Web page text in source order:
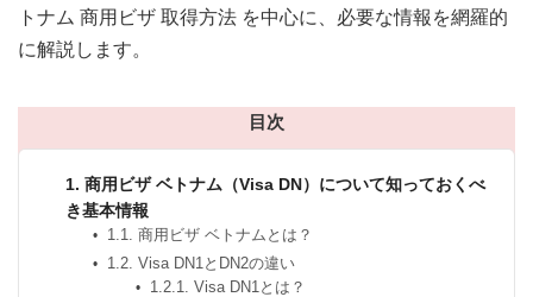
トナム 商用ビザ 取得方法 を中心に、必要な情報を網羅的
に解説します。
目次
1. 商用ビザ ベトナム（Visa DN）について知っておくべ
き基本情報
1.1. 商用ビザ ベトナムとは？
1.2. Visa DN1とDN2の違い
1.2.1. Visa DN1とは？